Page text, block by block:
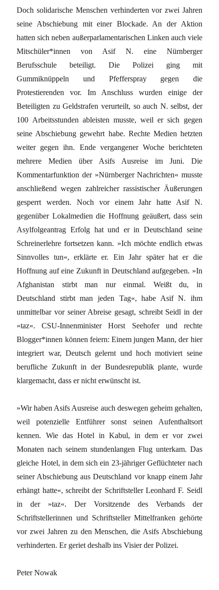
Doch solidarische Menschen verhinderten vor zwei Jahren
seine Abschiebung mit einer Blockade. An der Aktion
hatten sich neben außerparlamentarischen Linken auch viele
Mitschüler*innen von Asif N. eine Nürnberger
Berufsschule beteiligt. Die Polizei ging mit
Gummiknüppeln und Pfefferspray gegen die
Protestierenden vor. Im Anschluss wurden einige der
Beteiligten zu Geldstrafen verurteilt, so auch N. selbst, der
100 Arbeitsstunden ableisten musste, weil er sich gegen
seine Abschiebung gewehrt habe. Rechte Medien hetzten
weiter gegen ihn. Ende vergangener Woche berichteten
mehrere Medien über Asifs Ausreise im Juni. Die
Kommentarfunktion der »Nürnberger Nachrichten« musste
anschließend wegen zahlreicher rassistischer Äußerungen
gesperrt werden. Noch vor einem Jahr hatte Asif N.
gegenüber Lokalmedien die Hoffnung geäußert, dass sein
Asylfolgeantrag Erfolg hat und er in Deutschland seine
Schreinerlehre fortsetzen kann. »Ich möchte endlich etwas
Sinnvolles tun«, erklärte er. Ein Jahr später hat er die
Hoffnung auf eine Zukunft in Deutschland aufgegeben. »In
Afghanistan stirbt man nur einmal. Weißt du, in
Deutschland stirbt man jeden Tag«, habe Asif N. ihm
unmittelbar vor seiner Abreise gesagt, schreibt Seidl in der
»taz«. CSU-Innenminister Horst Seehofer und rechte
Blogger*innen können feiern: Einem jungen Mann, der hier
integriert war, Deutsch gelernt und hoch motiviert seine
berufliche Zukunft in der Bundesrepublik plante, wurde
klargemacht, dass er nicht erwünscht ist.
»Wir haben Asifs Ausreise auch deswegen geheim gehalten,
weil potenzielle Entführer sonst seinen Aufenthaltsort
kennen. Wie das Hotel in Kabul, in dem er vor zwei
Monaten nach seinem stundenlangen Flug unterkam. Das
gleiche Hotel, in dem sich ein 23-jähriger Geflüchteter nach
seiner Abschiebung aus Deutschland vor knapp einem Jahr
erhängt hatte«, schreibt der Schriftsteller Leonhard F. Seidl
in der »taz«. Der Vorsitzende des Verbands der
Schriftstellerinnen und Schriftsteller Mittelfranken gehörte
vor zwei Jahren zu den Menschen, die Asifs Abschiebung
verhinderten. Er geriet deshalb ins Visier der Polizei.
Peter Nowak